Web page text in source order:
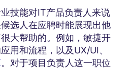
技能对IT产品负责人来说
选人在应聘时能展现出他
大帮助的。例如，敏捷开
用和流程，以及UX/UI、
。对于项目负责人这一职位